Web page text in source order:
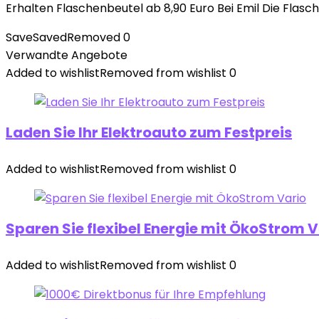
Erhalten Flaschenbeutel ab 8,90 Euro Bei Emil Die
SaveSavedRemoved0
Verwandte Angebote
Added to wishlistRemoved from wishlist 0
Laden Sie Ihr Elektroauto zum Festpreis
Added to wishlistRemoved from wishlist 0
Sparen Sie flexibel Energie mit ÖkoStrom
Added to wishlistRemoved from wishlist 0